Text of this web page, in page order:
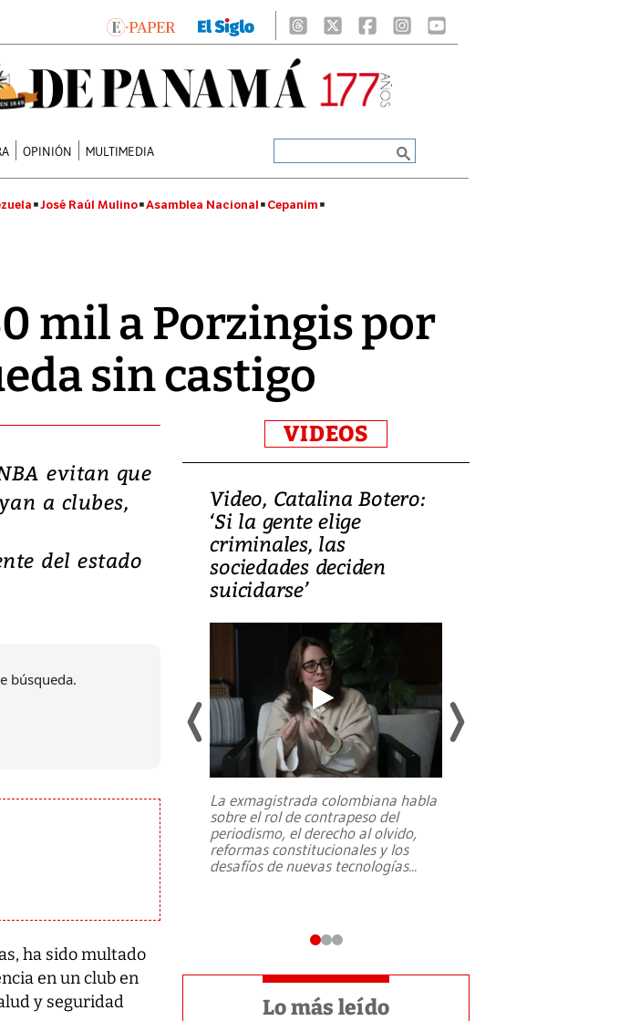
OPINIÓN MULTIMEDIA
José Raúl Mulino Asamblea Nacional Cepanim
mil a Porzingis por
sin castigo
evitan que
a clubes,
del estado
búsqueda.
ha sido multado
en un club en
y seguridad
VIDEOS
Terremoto
y graves
Kumamoto
provocando una
Video, Catalina Botero:
‘Si la gente elige
criminales, las
sociedades deciden
suicidarse’
La exmagistrada colombiana habla
sobre el rol de contrapeso del
periodismo, el derecho al olvido,
reformas constitucionales y los
desafíos de nuevas tecnologías...
Lo más leído